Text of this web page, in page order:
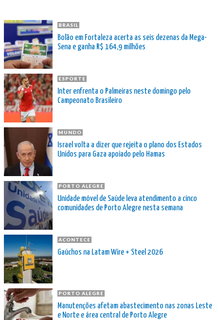
BRASIL
Bolão em Fortaleza acerta as seis dezenas da Mega-
Sena e ganha R$ 164,9 milhões
ESPORTE
Inter enfrenta o Palmeiras neste domingo pelo
Campeonato Brasileiro
MUNDO
Israel volta a dizer que rejeita o plano dos Estados
Unidos para Gaza apoiado pelo Hamas
PORTO ALEGRE
Unidade móvel de Saúde leva atendimento a cinco
comunidades de Porto Alegre nesta semana
ACONTECE
Gaúchos na Latam Wire + Steel 2026
PORTO ALEGRE
Manutenções afetam abastecimento nas zonas Leste
e Norte e área central de Porto Alegre